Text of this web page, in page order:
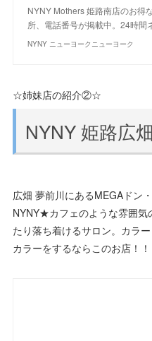
NYNY Mothers 姫路南店のお得
所、電話番号が掲載中。24時間
NYNY ニューヨークニューヨーク
☆姉妹店の紹介②☆
NYNY 姫路広
広畑 夢前川にあるMEGAドン
NYNY★カフェのような雰囲気
たり落ち着けるサロン。カラ
カラーをするならこのお店！！